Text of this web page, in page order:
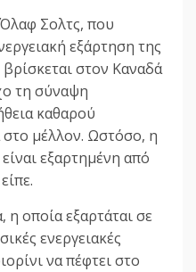
Σολτς, που
εξάρτηση της
στον Καναδά
τη σύναψη
καθαρού
μέλλον. Ωστόσο, η
εξαρτημένη από
οποία εξαρτάται σε
ενεργειακές
να πέφτει στο